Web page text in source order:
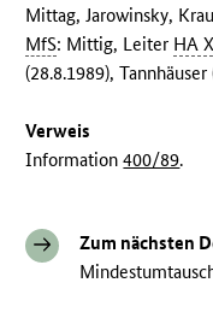
Mittag, Jarowinsky,
MfS: Mittig, Leiter HA
(28.8.1989), Tannhäuser
Verweis
Information400/89.
Zum nächsten